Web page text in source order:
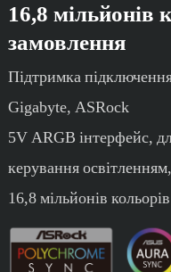
16,8 мільйонів
замовлення
Підтримка
Gigabyte, ASRock
5V ARGB інтерфейс,
керування
16,8 мільйонів кольорів